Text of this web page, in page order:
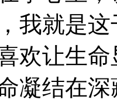
我就是
欢让生
凝结在